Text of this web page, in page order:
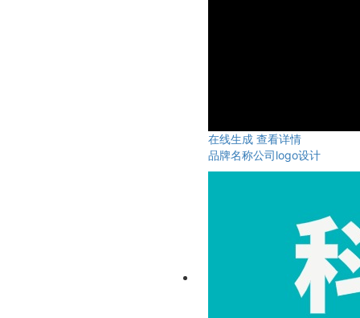
在线生成 查看详情
品牌名称公司logo设计